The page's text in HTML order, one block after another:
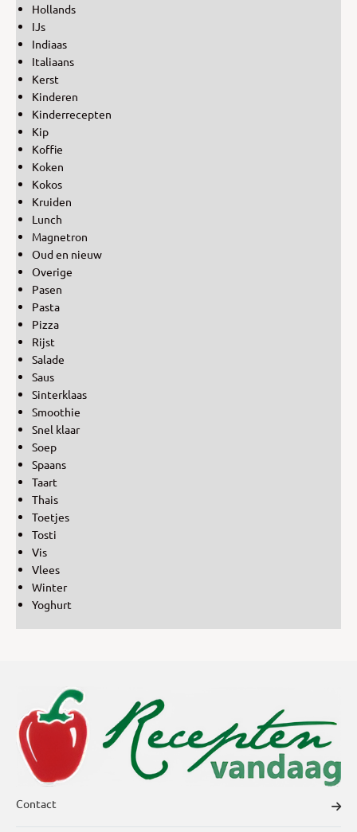
Hollands
IJs
Indiaas
Italiaans
Kerst
Kinderen
Kinderrecepten
Kip
Koffie
Koken
Kokos
Kruiden
Lunch
Magnetron
Oud en nieuw
Overige
Pasen
Pasta
Pizza
Rijst
Salade
Saus
Sinterklaas
Smoothie
Snel klaar
Soep
Spaans
Taart
Thais
Toetjes
Tosti
Vis
Vlees
Winter
Yoghurt
Contact